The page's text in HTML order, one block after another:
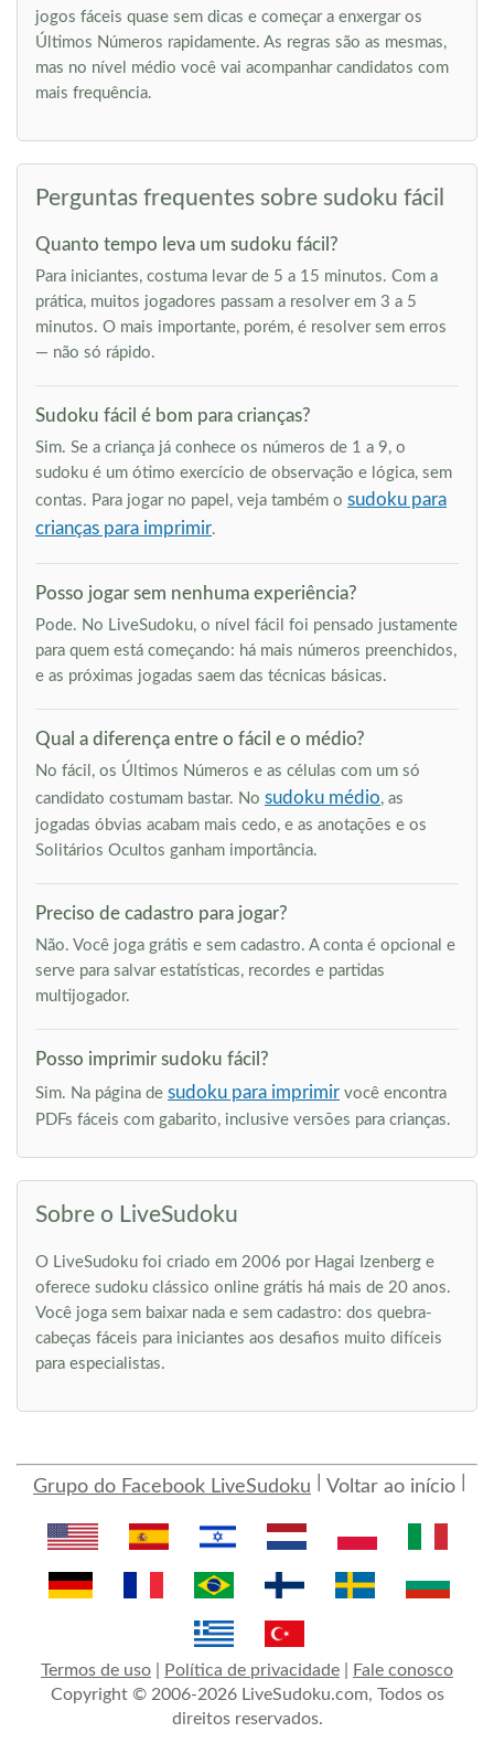
jogos fáceis quase sem dicas e começar a enxergar os
Últimos Números rapidamente. As regras são as mesmas,
mas no nível médio você vai acompanhar candidatos com
mais frequência.
Perguntas frequentes sobre sudoku fácil
Quanto tempo leva um sudoku fácil?
Para iniciantes, costuma levar de 5 a 15 minutos. Com a
prática, muitos jogadores passam a resolver em 3 a 5
minutos. O mais importante, porém, é resolver sem erros
— não só rápido.
Sudoku fácil é bom para crianças?
Sim. Se a criança já conhece os números de 1 a 9, o
sudoku é um ótimo exercício de observação e lógica, sem
contas. Para jogar no papel, veja também o sudoku para
crianças para imprimir.
Posso jogar sem nenhuma experiência?
Pode. No LiveSudoku, o nível fácil foi pensado justamente
para quem está começando: há mais números preenchidos,
e as próximas jogadas saem das técnicas básicas.
Qual a diferença entre o fácil e o médio?
No fácil, os Últimos Números e as células com um só
candidato costumam bastar. No sudoku médio, as
jogadas óbvias acabam mais cedo, e as anotações e os
Solitários Ocultos ganham importância.
Preciso de cadastro para jogar?
Não. Você joga grátis e sem cadastro. A conta é opcional e
serve para salvar estatísticas, recordes e partidas
multijogador.
Posso imprimir sudoku fácil?
Sim. Na página de sudoku para imprimir você encontra
PDFs fáceis com gabarito, inclusive versões para crianças.
Sobre o LiveSudoku
O LiveSudoku foi criado em 2006 por Hagai Izenberg e
oferece sudoku clássico online grátis há mais de 20 anos.
Você joga sem baixar nada e sem cadastro: dos quebra-
cabeças fáceis para iniciantes aos desafios muito difíceis
para especialistas.
Grupo do Facebook LiveSudoku Voltar ao início
Termos de uso Política de privacidade
Fale conosco
Copyright © 2006-2026 LiveSudoku.com, Todos os
direitos reservados.